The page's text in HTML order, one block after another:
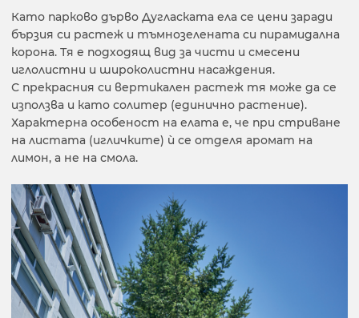
Като парково дърво Дугласката ела се цени заради
бързия си растеж и тъмнозелената си пирамидална
корона. Тя е подходящ вид за чисти и смесени
иглолистни и широколистни насаждения.
С прекрасния си вертикален растеж тя може да се
използва и като солитер (единично растение).
Характерна особеност на елата е, че при стриване
на листата (игличките) ѝ се отделя аромат на
лимон, а не на смола.